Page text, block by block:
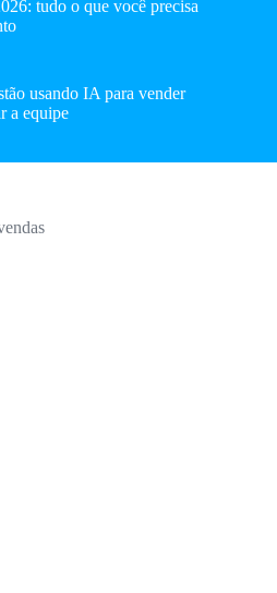
tudo o que você precisa
usando IA para vender
a equipe